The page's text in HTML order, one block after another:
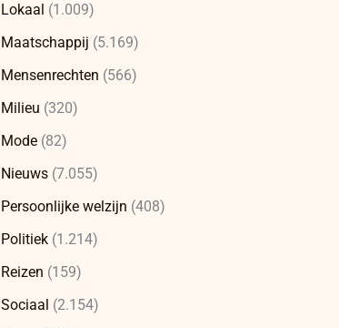
Lokaal (1.009)
Maatschappij (5.169)
Mensenrechten (566)
Milieu (320)
Mode (82)
Nieuws (7.055)
Persoonlijke welzijn (408)
Politiek (1.214)
Reizen (159)
Sociaal (2.154)